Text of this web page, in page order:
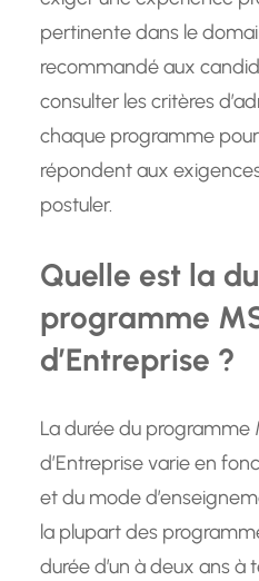
pertinente dans le
recommandé aux
consulter les critères
chaque programme pour
répondent aux
postuler.
Quelle est la
programme
d’Entreprise ?
La durée du programme
d’Entreprise varie en
et du mode
la plupart des
durée d’un à deux ans à